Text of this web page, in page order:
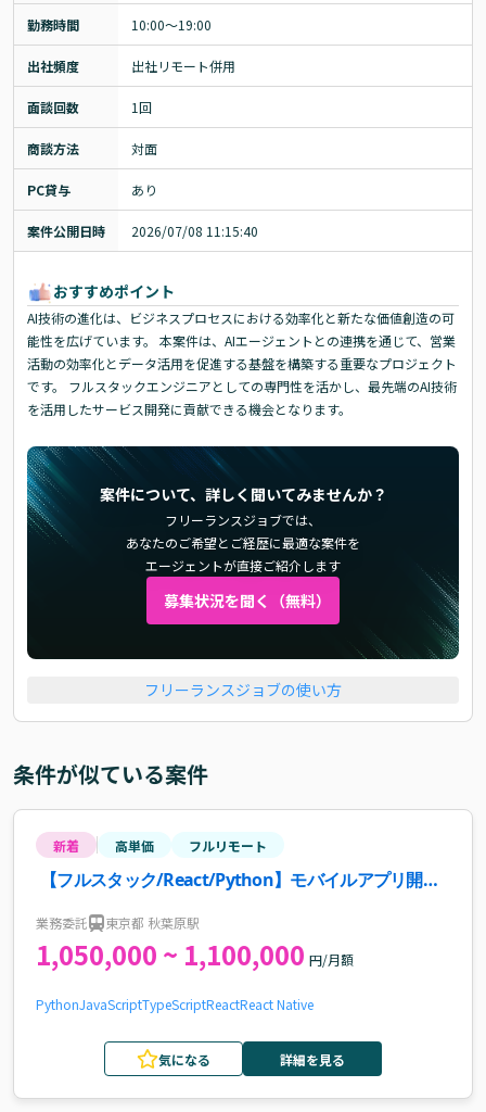
勤務時間 10:00〜19:00
出社頻度 出社リモート併用
面談回数 1回
商談方法 対面
PC貸与 あり
案件公開日時 2026/07/08 11:15:40
おすすめポイント
AI技術の進化は、ビジネスプロセスにおける効率化と新たな価値創造の可
能性を広げています。 本案件は、AIエージェントとの連携を通じて、営業
活動の効率化とデータ活用を促進する基盤を構築する重要なプロジェクト
です。 フルスタックエンジニアとしての専門性を活かし、最先端のAI技術
を活用したサービス開発に貢献できる機会となります。
案件について、詳しく聞いてみませんか？
フリーランスジョブでは、
あなたのご希望とご経歴に最適な案件を
エージェントが直接ご紹介します
募集状況を聞く（無料）
フリーランスジョブの使い方
条件が似ている案件
新着 高単価 フルリモート
【フルスタック/React/Python】モバイルアプリ開発
業務委託 東京都 秋葉原駅
1,050,000 ~ 1,100,000 円/月額
PythonJavaScriptTypeScriptReactReact Native
気になる 詳細を見る